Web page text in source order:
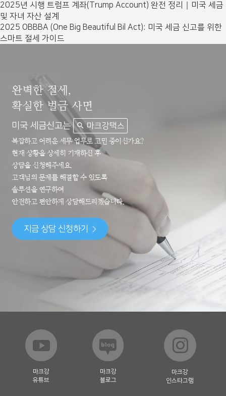
2025년 시행 트럼프 계좌(Trump Account) 완전 정리｜미국 세금
및 자녀 자산 설계
2025 OBBBA (One Big Beautiful Bil Act): 미국 세금 신고를 위한
스마트 절세 가이드
완벽한 절세,
확실한 벌금 사면
미국 세금신고는 마크강택스
복잡하고 어려운 세무 업무로 고민 중이신가요?
현재 상황을 상세히 기재하신 후
상담을 신청해주세요.
고객님의 문제를 해결할 수 있도록
솔루션을 연구하여
안전하고 편안하게 상담해드리겠습니다.
지금 상담 신청하기
마크강
유튜브
마크강
블로그
마크강
인스타그램